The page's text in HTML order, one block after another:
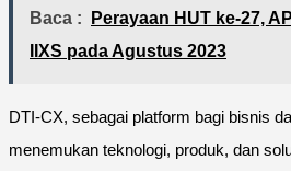
Baca :
Perayaan HUT ke-27,
IIXS pada Agustus 2023
DTI-CX, sebagai platform bagi bisnis
menemukan teknologi, produk, dan